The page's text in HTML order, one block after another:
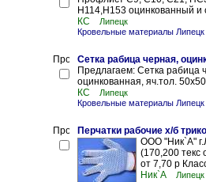
Н114,Н153 оцинкованный
КС
Липецк
Кровельные материалы Липецк
Сетка рабица черная,
Предлагаем: Сетка рабица
оцинкованная, яч.тол.
КС
Липецк
Кровельные материалы Липецк
Перчатки рабочие х/б
ООО "Ник`А"
(170,200 текс
от 7,70 р
Ник`А
Липецк